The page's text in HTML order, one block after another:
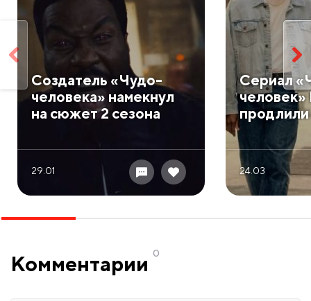
Создатель «Чудо-
человека» намекнул
на сюжет 2 сезона
29.01
Сериал
продлили
24.03
Комментарии 0